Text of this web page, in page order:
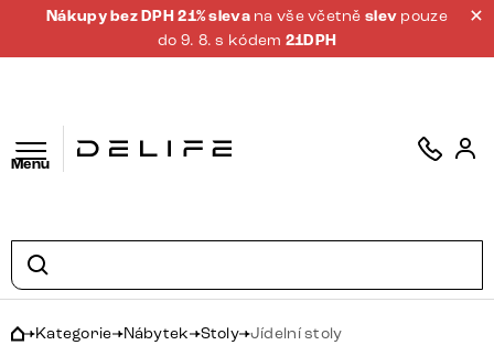
Nákupy bez DPH 21% sleva na vše včetněslev pouze
do 9. 8. s kódem 21DPH
Menu
Kategorie Nábytek Stoly Jídelní stoly